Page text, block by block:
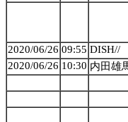
2020/06/26 09:55 DISH//
2020/06/26 10:30 内田雄